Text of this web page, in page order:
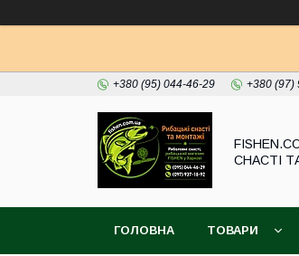
+380 (95) 044-46-29 +380 (97)
СНАСТІ
ГОЛОВНА ТОВАРИ